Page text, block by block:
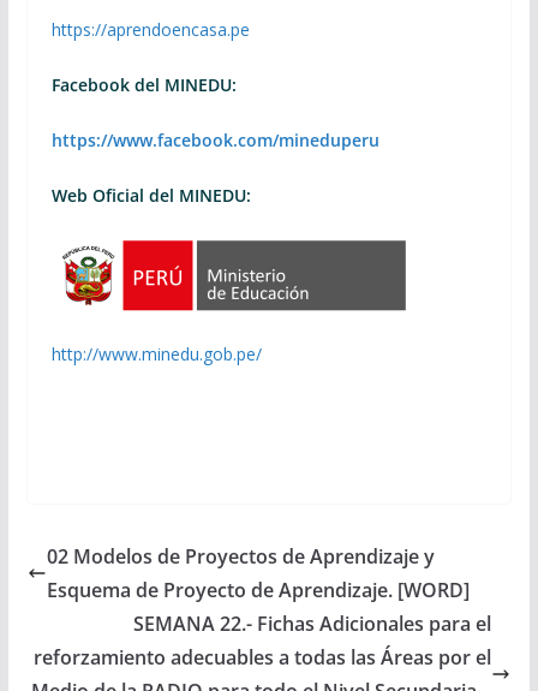
https://aprendoencasa.pe
Facebook del MINEDU:
https://www.facebook.com/mineduperu
Web Oficial del MINEDU:
http://www.minedu.gob.pe/
02 Modelos de Proyectos de Aprendizaje y
Esquema de Proyecto de Aprendizaje. [WORD]
SEMANA 22.- Fichas Adicionales para el
reforzamiento adecuables a todas las Áreas por el